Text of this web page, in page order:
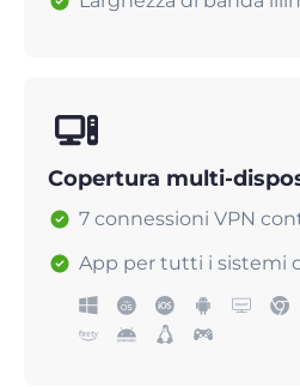
Copertura multi-
7 connessioni VPN
App per tutti i sistemi